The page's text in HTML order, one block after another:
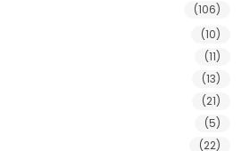
(106)
(10)
(11)
(13)
(21)
(5)
(22)